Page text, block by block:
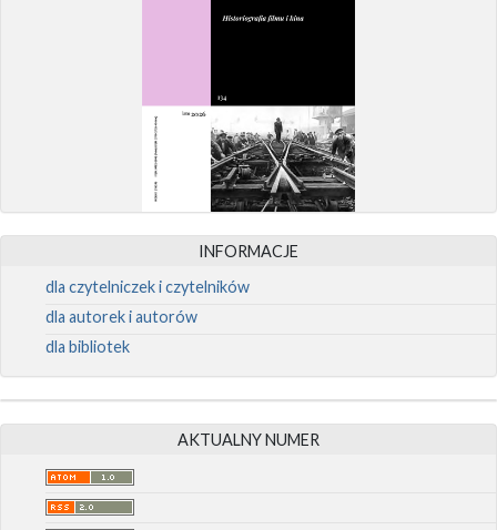
INFORMACJE
dla czytelniczek i czytelników
dla autorek i autorów
dla bibliotek
AKTUALNY NUMER